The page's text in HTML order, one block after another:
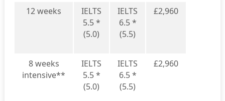
12 weeks
IELTS
5.5 *
(5.0)
IELTS
6.5 *
(5.5)
£2,960
8 weeks
intensive**
IELTS
5.5 *
(5.0)
IELTS
6.5 *
(5.5)
£2,960